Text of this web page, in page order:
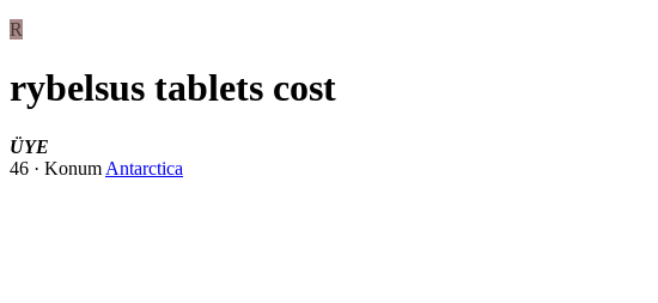
R
rybelsus tablets cost
ÜYE
46 · Konum Antarctica